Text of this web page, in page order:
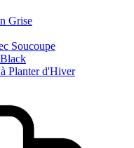
Grise
Soucoupe
Planter d'Hiver